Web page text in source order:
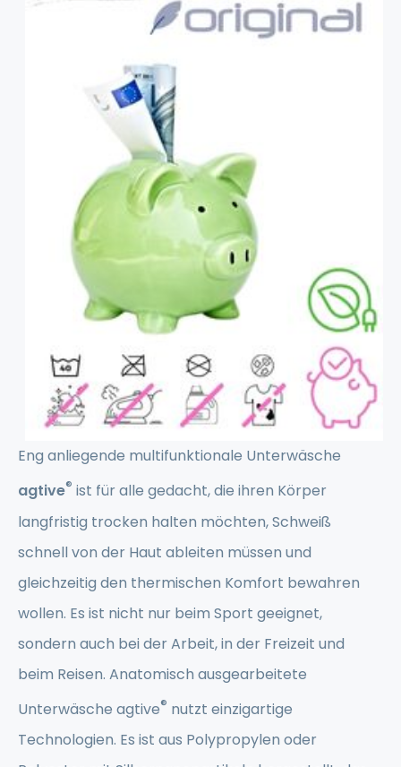
Eng anliegende multifunktionale Unterwäsche
agtive® ist für alle gedacht, die ihren Körper
langfristig trocken halten möchten, Schweiß
schnell von der Haut ableiten müssen und
gleichzeitig den thermischen Komfort bewahren
wollen. Es ist nicht nur beim Sport geeignet,
sondern auch bei der Arbeit, in der Freizeit und
beim Reisen. Anatomisch ausgearbeitete
Unterwäsche agtive® nutzt einzigartige
Technologien. Es ist aus Polypropylen oder